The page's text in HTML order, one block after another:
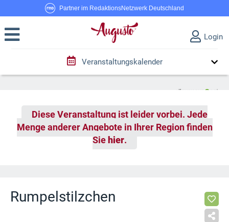
Partner im RedaktionsNetzwerk Deutschland
Login
Veranstaltungskalender
Diese Veranstaltung ist leider vorbei. Jede
Menge anderer Angebote in Ihrer Region finden
Sie hier.
Rumpelstilzchen